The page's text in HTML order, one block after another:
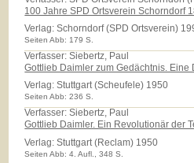
100 Jahre SPD Ortsverein Schorndorf
Verlag:Schorndorf (SPD Ortsverein)
Seiten Abb: 179 S.
Verfasser: Siebertz, Paul
Gottlieb Daimler zum Gedächtnis. Eine
Verlag:Stuttgart (Scheufele) 1950
Seiten Abb: 236 S.
Verfasser: Siebertz, Paul
Gottlieb Daimler. Ein Revolutionär der
Verlag:Stuttgart (Reclam) 1950
Seiten Abb: 4. Aufl., 348 S.